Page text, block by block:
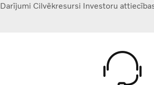
Darījumi Cilvēkresursi Investoru